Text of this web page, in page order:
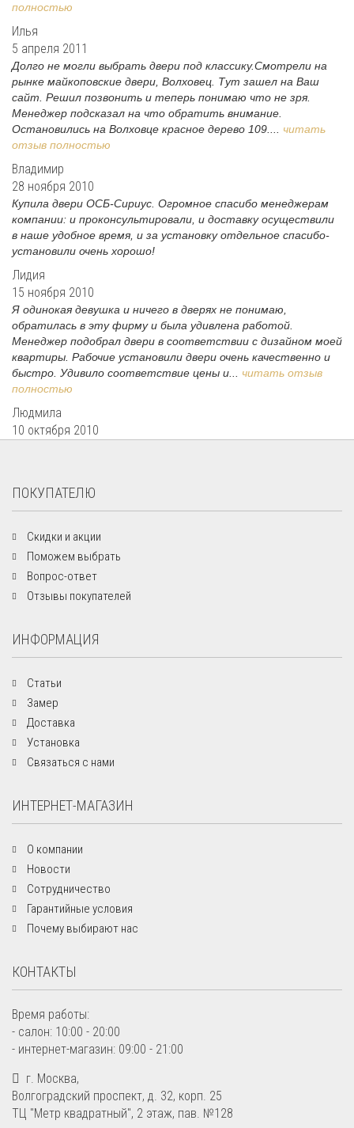
полностью
Илья
5 апреля 2011
Долго не могли выбрать двери под классику.Смотрели на
рынке майкоповские двери, Волховец. Тут зашел на Ваш
сайт. Решил позвонить и теперь понимаю что не зря.
Менеджер подсказал на что обратить внимание.
Остановились на Волховце красное дерево 109.... читать
отзыв полностью
Владимир
28 ноября 2010
Купила двери ОСБ-Сириус. Огромное спасибо менеджерам
компании: и проконсультировали, и доставку осуществили
в наше удобное время, и за установку отдельное спасибо-
установили очень хорошо!
Лидия
15 ноября 2010
Я одинокая девушка и ничего в дверях не понимаю,
обратилась в эту фирму и была удивлена работой.
Менеджер подобрал двери в соответствии с дизайном моей
квартиры. Рабочие установили двери очень качественно и
быстро. Удивило соответствие цены и... читать отзыв
полностью
Людмила
10 октября 2010
ПОКУПАТЕЛЮ
Скидки и акции
Поможем выбрать
Вопрос-ответ
Отзывы покупателей
ИНФОРМАЦИЯ
Статьи
Замер
Доставка
Установка
Связаться с нами
ИНТЕРНЕТ-МАГАЗИН
О компании
Новости
Сотрудничество
Гарантийные условия
Почему выбирают нас
КОНТАКТЫ
Время работы:
- салон: 10:00 - 20:00
- интернет-магазин: 09:00 - 21:00
г. Москва,
Волгоградский проспект, д. 32, корп. 25
ТЦ "Метр квадратный", 2 этаж, пав. №128